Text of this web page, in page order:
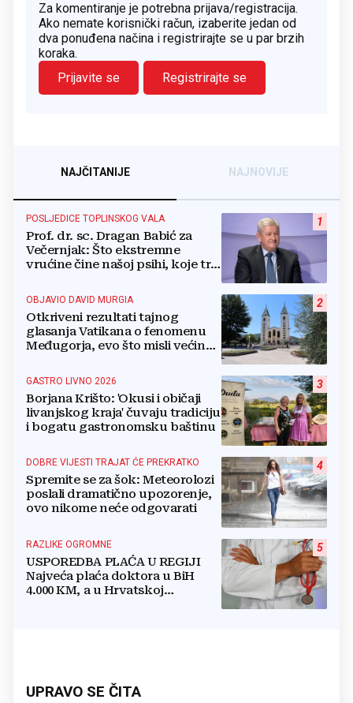
Za komentiranje je potrebna prijava/registracija.
Ako nemate korisnički račun, izaberite jedan od
dva ponuđena načina i registrirajte se u par brzih
koraka.
Prijavite se
Registrirajte se
NAJČITANIJE NAJNOVIJE
1
POSLJEDICE TOPLINSKOG VALA
Prof. dr. sc. Dragan Babić za
Večernjak: Što ekstremne
vrućine čine našoj psihi, koje tri
boriti...
2
OBJAVIO DAVID MURGIA
Otkriveni rezultati tajnog
glasanja Vatikana o fenomenu
Međugorja, evo što misli većina
3
GASTRO LIVNO 2026
Borjana Krišto: 'Okusi i običaji
livanjskog kraja' čuvaju tradiciju
i bogatu gastronomsku baštinu
4
DOBRE VIJESTI TRAJAT ĆE PREKRATKO
Spremite se za šok: Meteorolozi
poslali dramatično upozorenje,
ovo nikome neće odgovarati
5
RAZLIKE OGROMNE
USPOREDBA PLAĆA U REGIJI
Najveća plaća doktora u BiH
4.000 KM, a u Hrvatskoj
UPRAVO SE ČITA